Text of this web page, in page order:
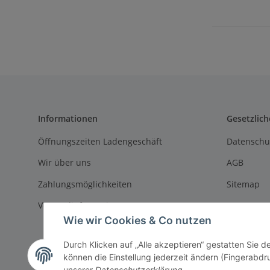
Informationen
Öffnungszeiten Ladengeschäft
Wir über uns
Zahlungsmöglichkeiten
Versandinformationen
AGB
Sitemap
Wie wir Cookies & Co nutzen
Durch Klicken auf „Alle akzeptieren“ gestatten Sie
können die Einstellung jederzeit ändern